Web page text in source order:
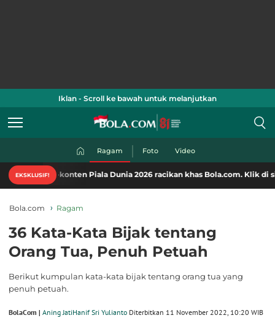
Iklan - Scroll ke bawah untuk melanjutkan
Ragam Foto Video
EKSKLUSIF!
Piala Dunia 2026 racikan khas Bola.com. Klik di sini!
Bola.com Ragam
36 Kata-Kata Bijak tentang
Orang Tua, Penuh Petuah
Berikut kumpulan kata-kata bijak tentang orang tua yang
penuh petuah.
BolaCom | Aning JatiHanif Sri Yulianto Diterbitkan 11 November 2022, 10:20 WIB